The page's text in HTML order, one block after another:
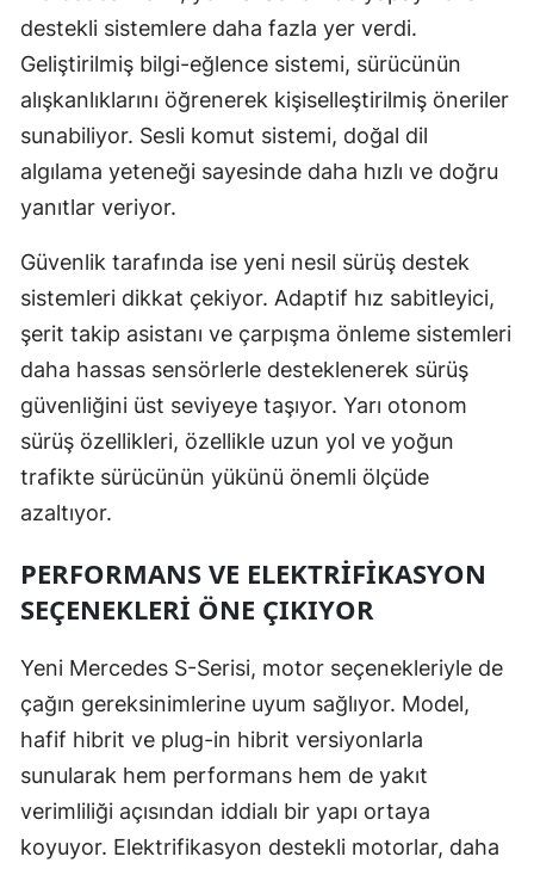
Yozgat
Zonguldak
Aksaray
Kırıkkale
Batman
Şırnak
Bartın
Ardahan
Yalova
Kilis
Osmaniye
Düzce
destekli sistemlere daha fazla yer verdi.
Geliştirilmiş bilgi-eğlence sistemi, sürücünün
alışkanlıklarını öğrenerek kişiselleştirilmiş öneriler
sunabiliyor. Sesli komut sistemi, doğal dil
algılama yeteneği sayesinde daha hızlı ve doğru
yanıtlar veriyor.
Güvenlik tarafında ise yeni nesil sürüş destek
sistemleri dikkat çekiyor. Adaptif hız sabitleyici,
şerit takip asistanı ve çarpışma önleme sistemleri
daha hassas sensörlerle desteklenerek sürüş
güvenliğini üst seviyeye taşıyor. Yarı otonom
sürüş özellikleri, özellikle uzun yol ve yoğun
trafikte sürücünün yükünü önemli ölçüde
azaltıyor.
PERFORMANS VE ELEKTRIFIKASYON
SEÇENEKLERI ÖNE ÇIKIYOR
Yeni Mercedes S-Serisi, motor seçenekleriyle de
çağın gereksinimlerine uyum sağlıyor. Model,
hafif hibrit ve plug-in hibrit versiyonlarla
sunularak hem performans hem de yakıt
verimliliği açısından iddialı bir yapı ortaya
koyuyor. Elektrifikasyon destekli motorlar, daha